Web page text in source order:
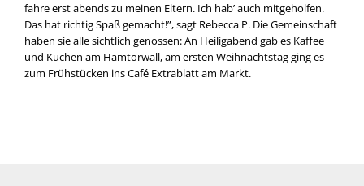
fah­re erst abends zu mei­nen Eltern. Ich hab’ auch mit­ge­hol­fen.
Das hat rich­tig Spaß gemacht!”, sagt Rebec­ca P. Die Gemein­schaft
haben sie alle sicht­lich genos­sen: An Hei­lig­abend gab es Kaf­fee
und Kuchen am Ham­tor­wall, am ers­ten Weih­nachts­tag ging es
zum Früh­stü­cken ins Café Extra­blatt am Markt.